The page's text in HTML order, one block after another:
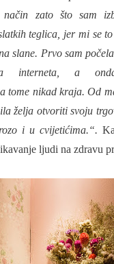
zato što sam
teglica, jer mi se
slane. Prvo sam
sa interneta, a
tome nikad kraja. Od
želja otvoriti svoju
i u cvijetićima.“.
ljudi na zdravu